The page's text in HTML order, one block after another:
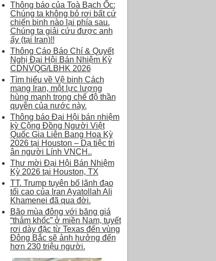
Thông báo của Toà Bạch Ốc:
Chúng ta không bỏ rơi bất cứ
chiến binh nào lại phía sau.
Chúng ta giải cứu được anh
ấy (tại Iran)!!
Thông Cáo Báo Chí & Quyết
Nghị Đại Hội Bán Nhiệm Kỳ
CDNVQG/LBHK 2026
Tìm hiểu về Vệ binh Cách
mạng Iran, một lực lượng
hùng mạnh trong chế độ thần
quyền của nước này.
Thông báo Đại Hội bán nhiệm
kỳ Cộng Đồng Người Việt
Quốc Gia Liên Bang Hoa Kỳ
2026 tại Houston – Dạ tiệc tri
ân người Lính VNCH..
Thư mời Đại Hội Bán Nhiệm
Kỳ 2026 tại Houston, TX
TT. Trump tuyên bố lãnh đạo
tối cao của Iran Ayatollah Ali
Khamenei đã qua đời.
Bão mùa đông với băng giá
“thảm khốc” ở miền Nam, tuyết
rơi dày đặc từ Texas đến vùng
Đông Bắc sẽ ảnh hưởng đến
hơn 230 triệu người.